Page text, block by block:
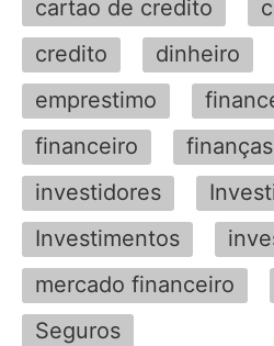
cartao de credito
credito
dinheiro
emprestimo
financeiro
finanças
investidores
Investimentos
mercado financeiro
Seguros